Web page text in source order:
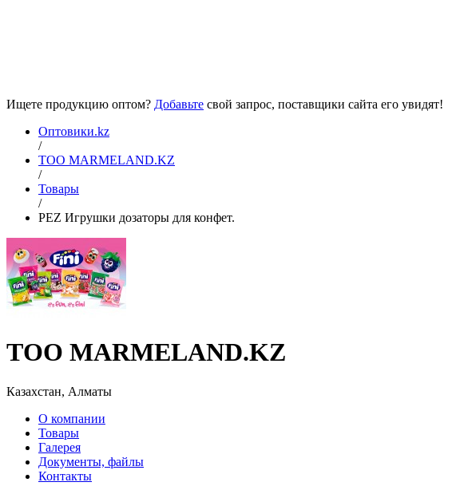
Ищете продукцию оптом? Добавьте свой запрос, поставщики сайта его увидят!
Оптовики.kz
/
ТОО MARMELAND.KZ
/
Товары
/
PEZ Игрушки дозаторы для конфет.
ТОО MARMELAND.KZ
Казахстан, Алматы
О компании
Товары
Галерея
Документы, файлы
Контакты